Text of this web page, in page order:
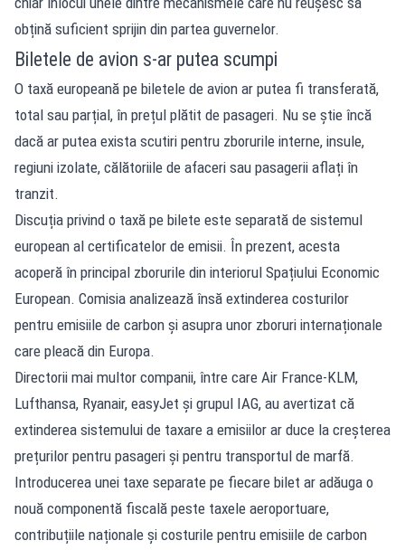
obțină suficient sprijin din partea guvernelor.
Biletele de avion s-ar putea scumpi
O taxă europeană pe biletele de avion ar putea fi transferată,
total sau parțial, în prețul plătit de pasageri. Nu se știe încă
dacă ar putea exista scutiri pentru zborurile interne, insule,
regiuni izolate, călătoriile de afaceri sau pasagerii aflați în
tranzit.
Discuția privind o taxă pe bilete este separată de sistemul
european al certificatelor de emisii. În prezent, acesta
acoperă în principal zborurile din interiorul Spațiului Economic
European. Comisia analizează însă extinderea costurilor
pentru emisiile de carbon și asupra unor zboruri internaționale
care pleacă din Europa.
Directorii mai multor companii, între care Air France-KLM,
Lufthansa, Ryanair, easyJet și grupul IAG, au avertizat că
extinderea sistemului de taxare a emisiilor ar duce la creșterea
prețurilor pentru pasageri și pentru transportul de marfă.
Introducerea unei taxe separate pe fiecare bilet ar adăuga o
nouă componentă fiscală peste taxele aeroportuare,
contribuțiile naționale și costurile pentru emisiile de carbon